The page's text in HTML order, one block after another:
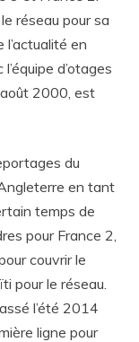
réseau pour sa
en
d’otages
2000, est
du
en tant
temps de
pour France 2,
couvrir le
pour le réseau.
l’été 2014
ligne pour